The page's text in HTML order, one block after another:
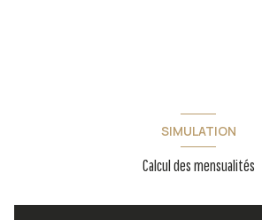
SIMULATION
Calcul des mensualités